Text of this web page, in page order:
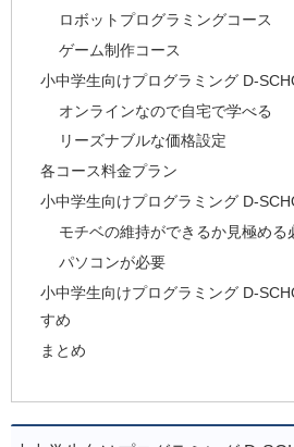
ロボットプログラミングコース
ゲーム制作コース
小中学生向けプログラミング D-
オンラインなので自宅で学べる
リーズナブルな価格設定
各コース料金プラン
小中学生向けプログラミング D-
モチベの維持ができるか見極める
パソコンが必要
小中学生向けプログラミング D-
すめ
まとめ